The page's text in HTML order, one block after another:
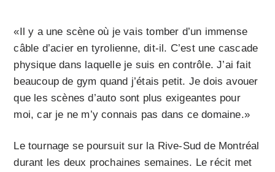
«Il y a une scène où je vais tomber d’un immense
câble d’acier en tyrolienne, dit-il. C’est une cascade
physique dans laquelle je suis en contrôle. J’ai fait
beaucoup de gym quand j’étais petit. Je dois avouer
que les scènes d’auto sont plus exigeantes pour
moi, car je ne m’y connais pas dans ce domaine.»
Le tournage se poursuit sur la Rive-Sud de Montréal
durant les deux prochaines semaines. Le récit met